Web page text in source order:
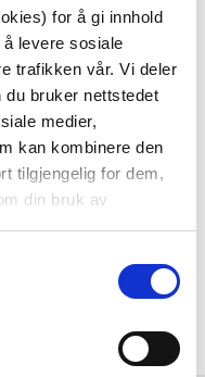
for å gi innhold
levere sosiale
trafikken vår. Vi deler
bruker nettstedet
medier,
kan kombinere den
tilgjengelig for dem,
din bruk av
fristende
på